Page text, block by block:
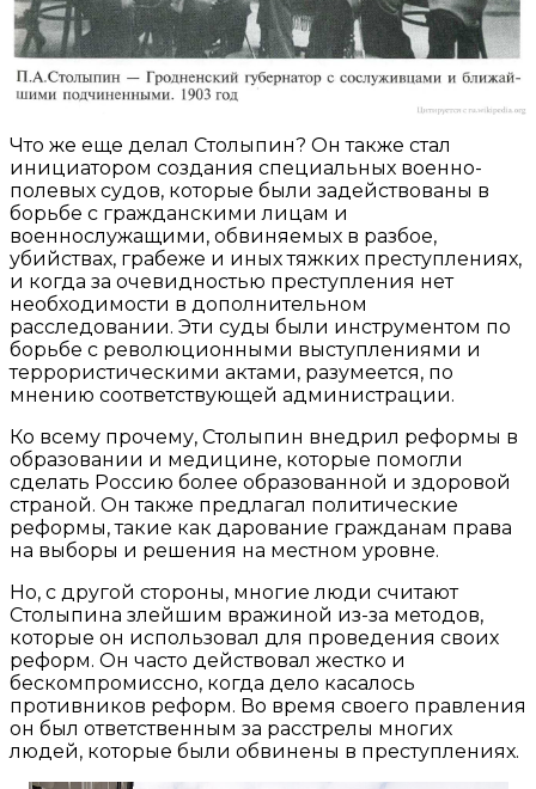
Что же еще делал Столыпин? Он также стал
инициатором создания специальных военно-
полевых судов, которые были задействованы в
борьбе с гражданскими лицам и
военнослужащими, обвиняемых в разбое,
убийствах, грабеже и иных тяжких преступлениях,
и когда за очевидностью преступления нет
необходимости в дополнительном
расследовании. Эти суды были инструментом по
борьбе с революционными выступлениями и
террористическими актами, разумеется, по
мнению соответствующей администрации.
Ко всему прочему, Столыпин внедрил реформы в
образовании и медицине, которые помогли
сделать Россию более образованной и здоровой
страной. Он также предлагал политические
реформы, такие как дарование гражданам права
на выборы и решения на местном уровне.
Но, с другой стороны, многие люди считают
Столыпина злейшим вражиной из-за методов,
которые он использовал для проведения своих
реформ. Он часто действовал жестко и
бескомпромиссно, когда дело касалось
противников реформ. Во время своего правления
он был ответственным за расстрелы многих
людей, которые были обвинены в преступлениях.